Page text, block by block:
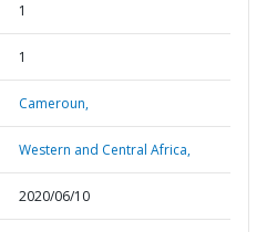
1
1
Cameroun,
Western and Central Africa,
2020/06/10